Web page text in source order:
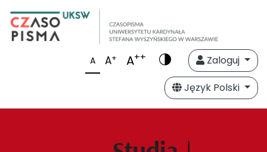
A A+ A++
Zaloguj
Język Polski